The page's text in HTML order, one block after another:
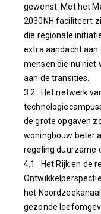
gewenst. Met het
2030NH faciliteert
die regionale
extra aandacht aan
mensen die nu niet
aan de transities.
3.2 Het netwerk
de grote opgaven
woningbouw beter
regeling duurzame
4.1 Het Rijk en de
het
gezonde